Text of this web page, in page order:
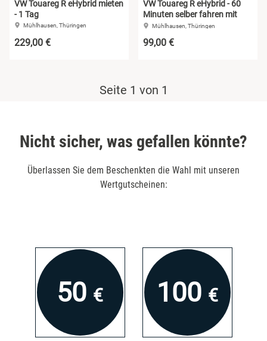
VW Touareg R eHybrid mieten
- 1 Tag
Mühlhausen, Thüringen
229,00 €
VW Touareg R eHybrid - 60
Minuten selber fahren mit
Instruktor
Mühlhausen, Thüringen
99,00 €
Seite 1 von 1
Nicht sicher, was gefallen könnte?
Überlassen Sie dem Beschenkten die Wahl mit unseren
Wertgutscheinen:
50 € 100 €
Niedersachsen
Sachsen
Eisenach
Gelsenkirchen
Koblenz
Leipzig